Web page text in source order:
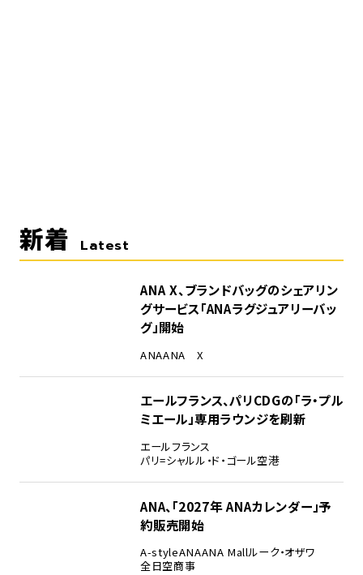
新着 Latest
ANA X、ブランドバッグのシェアリン
グサービス「ANAラグジュアリーバッ
グ」開始
ANAANA X
エールフランス、パリCDGの「ラ・プル
ミエール」専用ラウンジを刷新
エールフランス
パリ=シャルル・ド・ゴール空港
ANA、「2027年 ANAカレンダー」予
約販売開始
A-styleANAANA Mallルーク・オザワ
全日空商事